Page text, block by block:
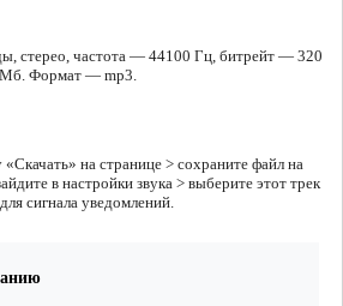
стерео, частота — 44100 Гц, битрейт — 320
Мб. Формат — mp3.
на странице > сохраните файл на
в настройки звука > выберите этот трек
сигнала уведомлений.